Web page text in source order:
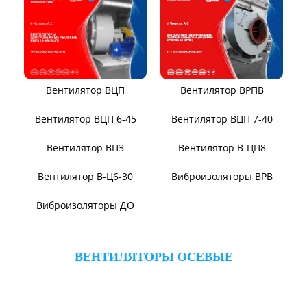
Вентилятор ВЦП Вентилятор ВРПВ